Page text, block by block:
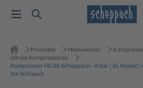
Produkte Heimwerker
ölfreie Kompressoren
Kompressor HC06 Scheppach - 8 bar | 6L Kessel
5m Schlauch